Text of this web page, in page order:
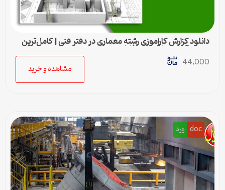
دانلود گزارش کارآموزی رشته معماری در دفتر فنی | کامل‌ترین
نمونه گزارش کارآموزی ، فایل ورد
44,000
مشاهده و خرید
doc ورد